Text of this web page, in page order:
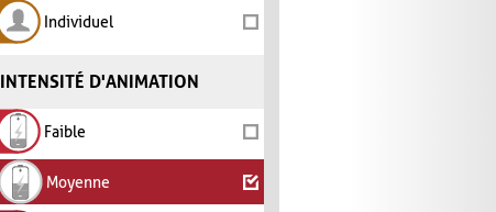
Individuel
INTENSITÉ D'ANIMATION
Faible
Moyenne